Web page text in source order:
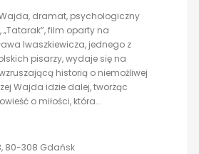
dramat, psychologiczny
„Tatarak”, film oparty na
Iwaszkiewicza, jednego z
pisarzy, wydaje się na
historią o niemożliwej
Wajda idzie dalej, tworząc
o miłości, która...
80-308 Gdańsk